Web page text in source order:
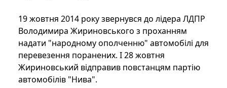
19 жовтня 2014 року звернувся до лідера ЛДПР
Володимира Жириновського з проханням
надати "народному ополченню" автомобілі для
перевезення поранених. І 28 жовтня
Жириновський відправив повстанцям партію
автомобілів "Нива".